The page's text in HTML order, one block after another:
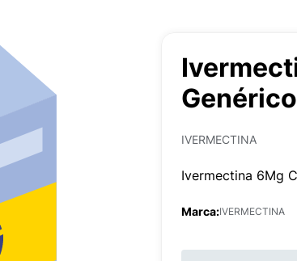
IVERMECTINA
Ivermectina 6Mg
Marca:IVERMECTINA